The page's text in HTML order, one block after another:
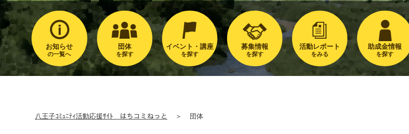
お知らせ
の一覧へ
団体
を探す
イベント・講座
を探す
募集情報
を探す
活動レポート
をみる
助成金情報
を探す
八王子ｺﾐｭﾆﾃｨ活動応援ｻｲﾄ はちコミねっと ＞ 団体